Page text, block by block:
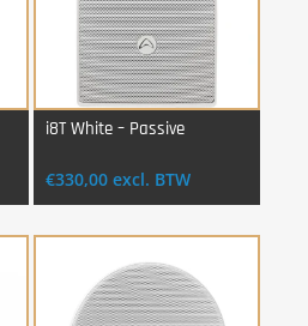
i8T White – Passive
€330,00 excl. BTW